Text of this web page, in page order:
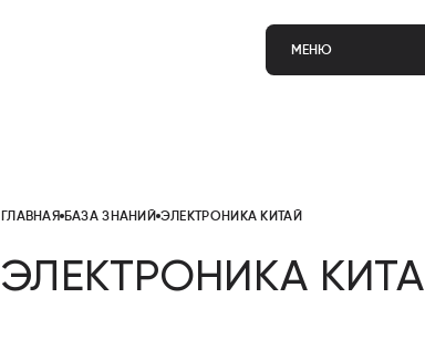
МЕНЮ
ГЛАВНАЯ БАЗА ЗНАНИЙ ЭЛЕКТРОНИКА КИТАЙ
ЭЛЕКТРОНИКА